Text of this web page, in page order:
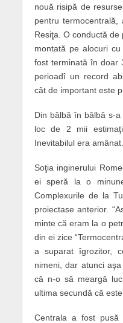
nouă risipă de
pentru
Resiţa. O conductă
montată pe alocuri
fost terminată în doar
perioadî un record
cât de important este
Din bâlbă în bâlbă s-
loc de 2 mii
Inevitabilul era amânat.
Soţia inginerului
ei speră la o
Complexurile de la
proiectase anterior.
minte că eram la o
din ei zice
a suparat îgrozitor,
nimeni, dar atunci
că n-o să meargă
ultima secundă că
Centrala a fost pusă